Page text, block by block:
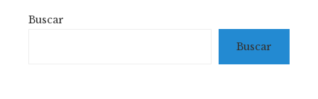
Buscar
Buscar